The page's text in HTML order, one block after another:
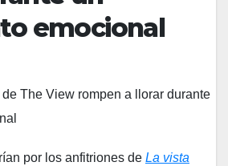
emocional
por los anfitriones de La vista